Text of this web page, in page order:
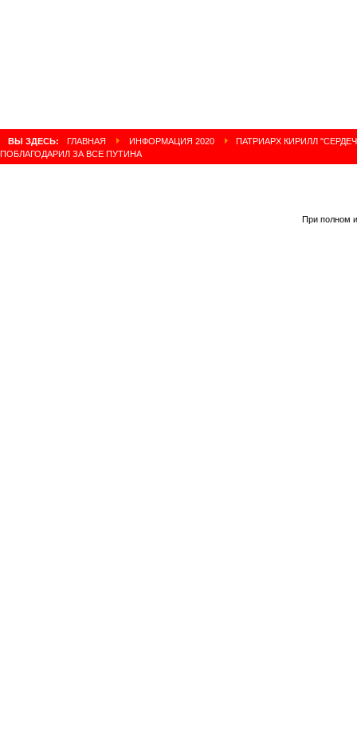
ВЫ ЗДЕСЬ: ГЛАВНАЯ ИНФОРМАЦИЯ 2020
ПАТРИАРХ КИРИЛЛ
ПОБЛАГОДАРИЛ ЗА ВСЕ ПУТИНА
При полном